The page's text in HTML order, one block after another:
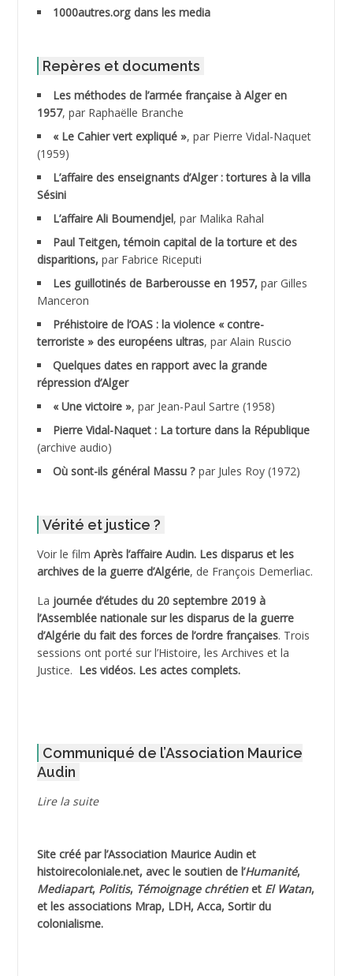
ABID Mohamed
ABNOUN Salah
ACHACHE M.*
ACHLAF Ali
ADALMI
ADANE Ramdane *
ADDAD
ADDALA Boualem*
ADDANE
ADDECHE Rachid
ADELIOUAT Vve AIT SAADA
ADJANI Khaled
ADJAOUT
ADNI Mohamed Akli
ADOUL Arab *
AGOULMINE
AHLOUCHE Mabrouk *
AIBLIED Ahmed
1000autres.org dans les media
Repères et documents
Les méthodes de l’armée française à Alger en
1957, par Raphaëlle Branche
« Le Cahier vert expliqué », par Pierre Vidal-Naquet
(1959)
L’affaire des enseignants d’Alger : tortures à la villa
Sésini
L’affaire Ali Boumendjel, par Malika Rahal
Paul Teitgen, témoin capital de la torture et des
disparitions, par Fabrice Riceputi
Les guillotinés de Barberousse en 1957, par Gilles
Manceron
Préhistoire de l’OAS : la violence « contre-
terroriste » des européens ultras, par Alain Ruscio
Quelques dates en rapport avec la grande
répression d’Alger
« Une victoire », par Jean-Paul Sartre (1958)
Pierre Vidal-Naquet : La torture dans la République
(archive audio)
Où sont-ils général Massu ? par Jules Roy (1972)
Vérité et justice ?
Voir le film Après l’affaire Audin. Les disparus et les
archives de la guerre d’Algérie, de François Demerliac.
La journée d’études du 20 septembre 2019 à
l’Assemblée nationale sur les disparus de la guerre
d’Algérie du fait des forces de l’ordre françaises. Trois
sessions ont porté sur l’Histoire, les Archives et la
Justice. Les vidéos. Les actes complets.
Communiqué de l’Association Maurice
Audin
Lire la suite
Site créé par l’Association Maurice Audinet
histoirecoloniale.net, avec le soutien de l’Humanité,
Mediapart, Politis, Témoignage chrétienet El Watan,
et les associations Mrap, LDH, Acca, Sortir du
colonialisme.